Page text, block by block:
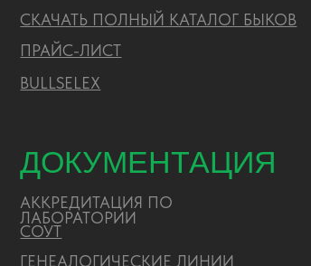
ПОЛИТИКА ОБРАБОТКИ ПЕРСОНАЛЬНЫХ ДАННЫХ